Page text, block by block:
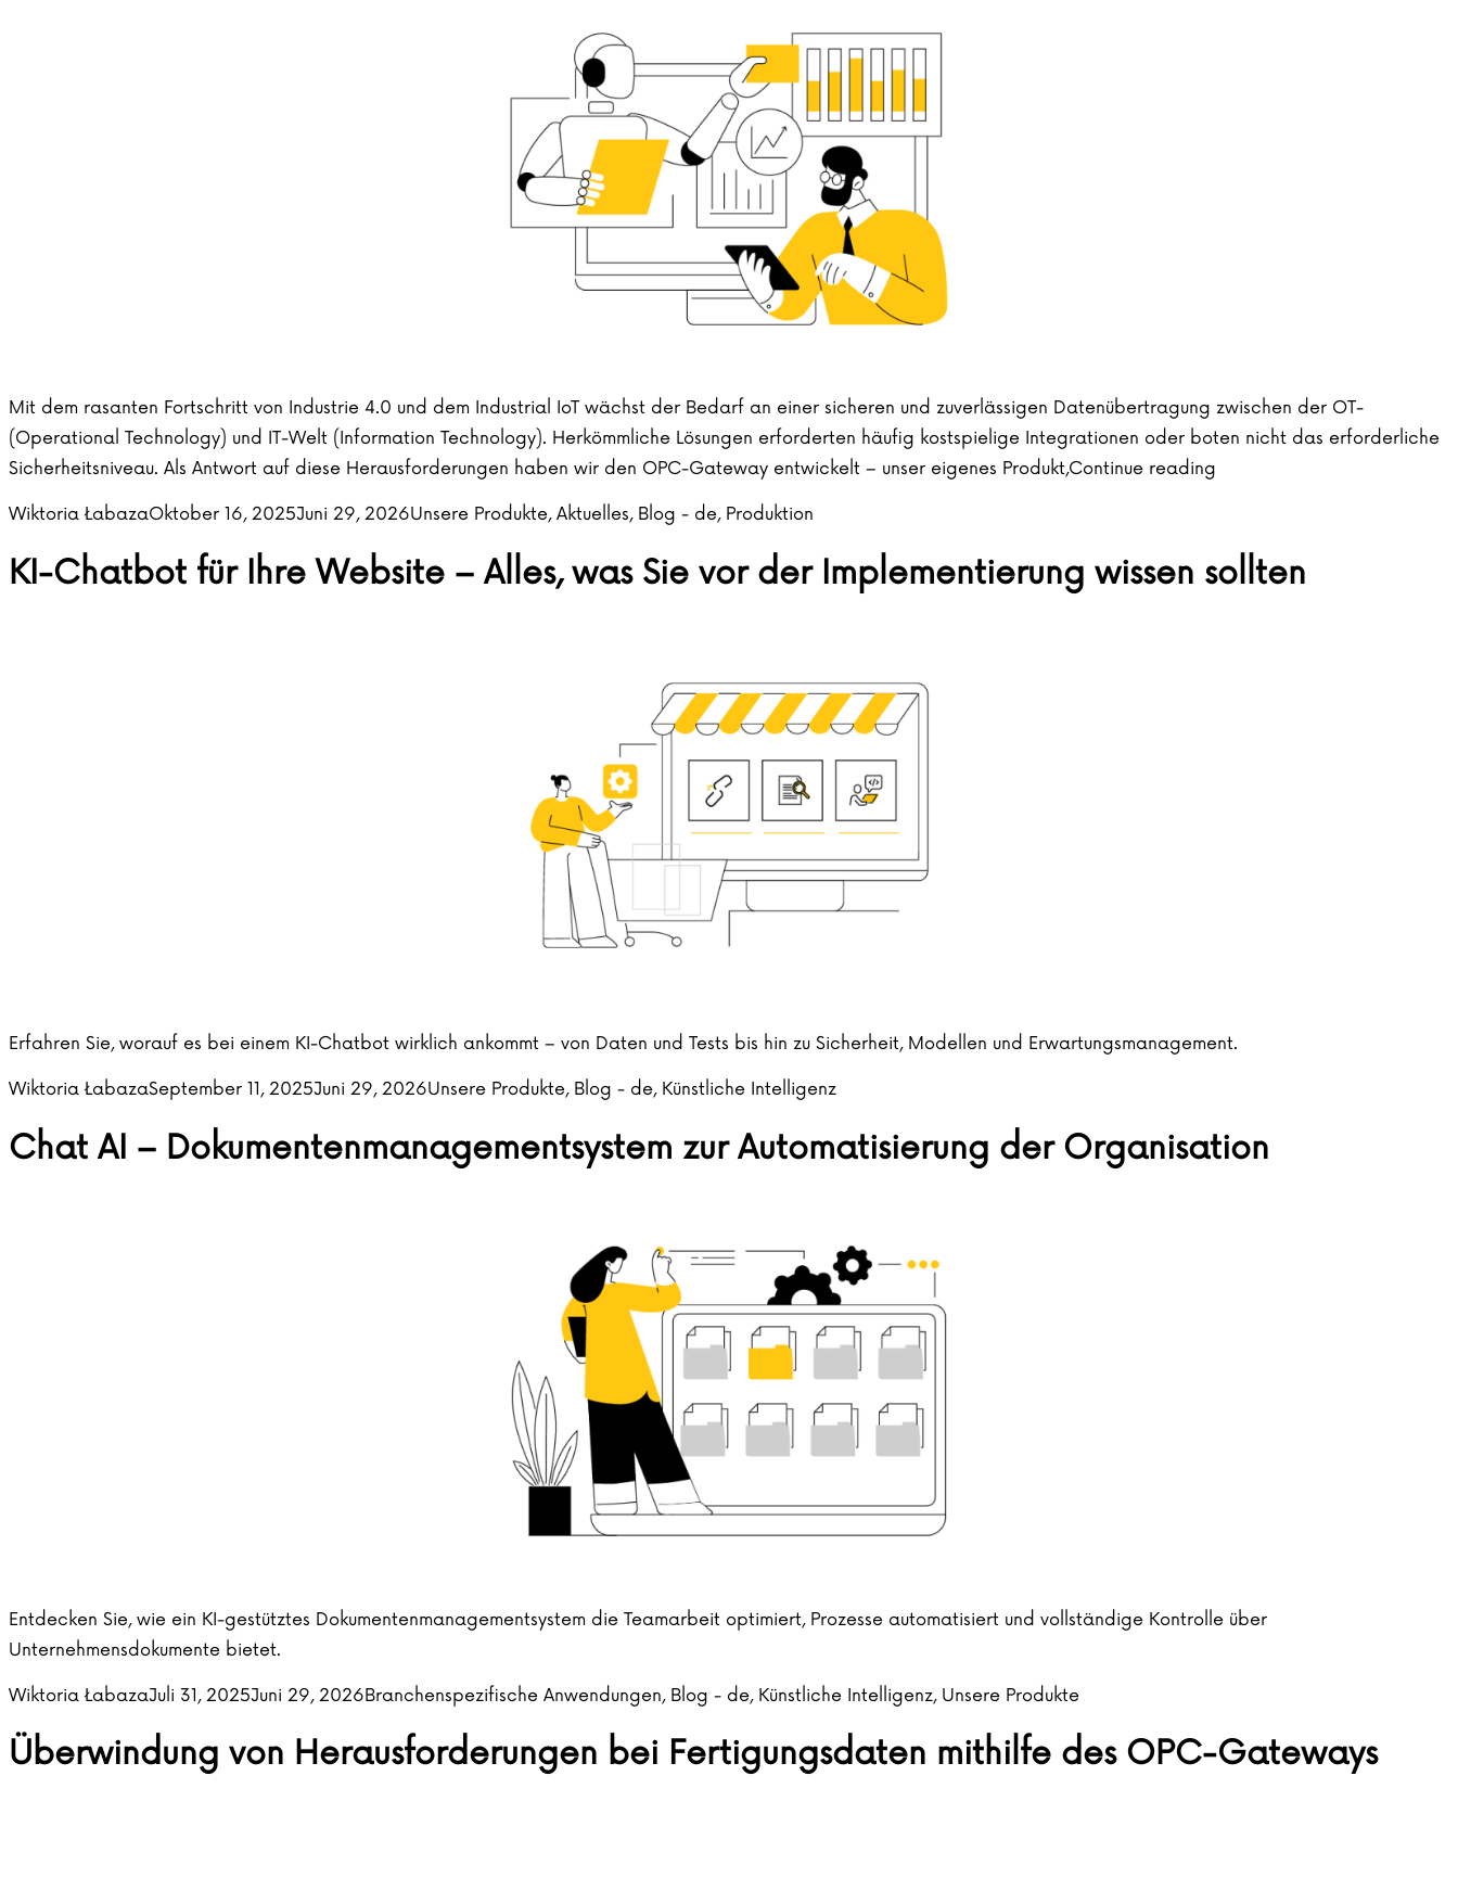
Mit dem rasanten Fortschritt von Industrie 4.0 und dem Industrial IoT wächst der Bedarf an einer sicheren und zuverlässigen Datenübertragung zwischen der OT-
(Operational Technology) und IT-Welt (Information Technology). Herkömmliche Lösungen erforderten häufig kostspielige Integrationen oder boten nicht das erforderliche
Sicherheitsniveau. Als Antwort auf diese Herausforderungen haben wir den OPC-Gateway entwickelt – unser eigenes Produkt,Continue reading
Posted by
Wiktoria ŁabazaOktober 16, 2025Juni 29, 2026Posted in
Unsere Produkte, Aktuelles, Blog - de, Produktion
KI-Chatbot für Ihre Website – Alles, was Sie vor der Implementierung wissen sollten
Erfahren Sie, worauf es bei einem KI-Chatbot wirklich ankommt – von Daten und Tests bis hin zu Sicherheit, Modellen und Erwartungsmanagement.
Posted by
Wiktoria ŁabazaSeptember 11, 2025Juni 29, 2026Posted in
Unsere Produkte, Blog - de, Künstliche Intelligenz
Chat AI – Dokumentenmanagementsystem zur Automatisierung der Organisation
Entdecken Sie, wie ein KI-gestütztes Dokumentenmanagementsystem die Teamarbeit optimiert, Prozesse automatisiert und vollständige Kontrolle über
Unternehmensdokumente bietet.
Posted by
Wiktoria ŁabazaJuli 31, 2025Juni 29, 2026Posted in
Branchenspezifische Anwendungen, Blog - de, Künstliche Intelligenz, Unsere Produkte
Überwindung von Herausforderungen bei Fertigungsdaten mithilfe des OPC-Gateways